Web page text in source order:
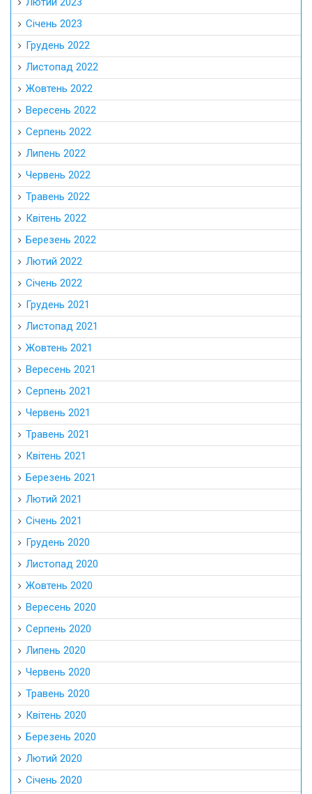
Січень 2023
Грудень 2022
Листопад 2022
Жовтень 2022
Вересень 2022
Серпень 2022
Липень 2022
Червень 2022
Травень 2022
Квітень 2022
Березень 2022
Лютий 2022
Січень 2022
Грудень 2021
Листопад 2021
Жовтень 2021
Вересень 2021
Серпень 2021
Червень 2021
Травень 2021
Квітень 2021
Березень 2021
Лютий 2021
Січень 2021
Грудень 2020
Листопад 2020
Жовтень 2020
Вересень 2020
Серпень 2020
Липень 2020
Червень 2020
Травень 2020
Квітень 2020
Березень 2020
Лютий 2020
Січень 2020